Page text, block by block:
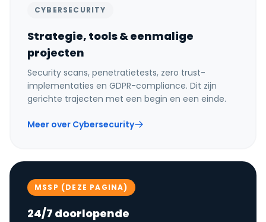
CYBERSECURITY
Strategie, tools & eenmalige
projecten
Security scans, penetratietests, zero trust-
implementaties en GDPR-compliance. Dit zijn
gerichte trajecten met een begin en een einde.
Meer over Cybersecurity
MSSP (DEZE PAGINA)
24/7 doorlopende